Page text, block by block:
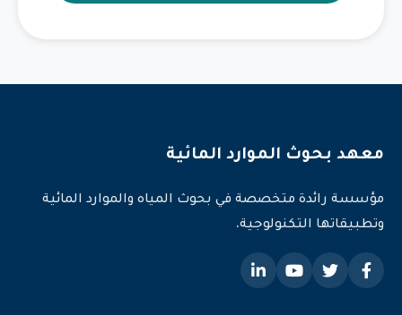
معهد بحوث الموارد المائية
مؤسسة رائدة متخصصة في بحوث المياه والموارد المائية
وتطبيقاتها التكنولوجية.